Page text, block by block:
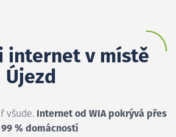
internet v místě
Újezd
všude. Internet od WIA pokrývá přes
99 % domácností